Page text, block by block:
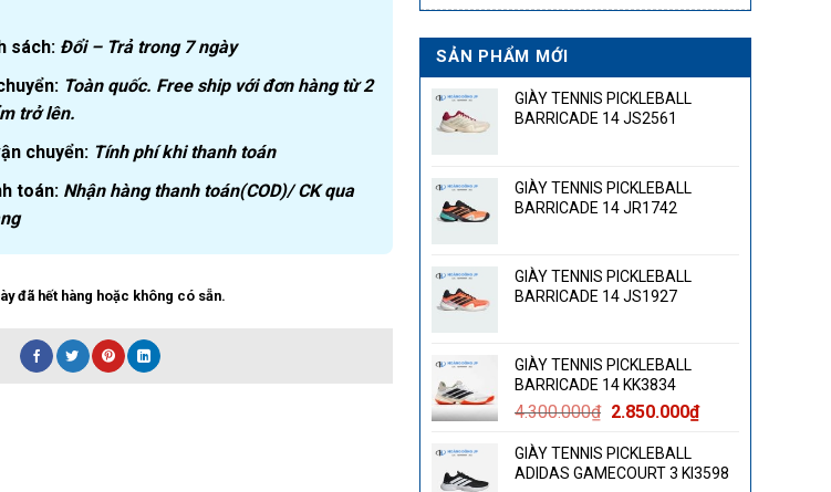
SẢN PHẨM MỚI
GIÀY TENNIS PICKLEBALL
BARRICADE 14 JS2561
GIÀY TENNIS PICKLEBALL
BARRICADE 14 JR1742
GIÀY TENNIS PICKLEBALL
BARRICADE 14 JS1927
GIÀY TENNIS PICKLEBALL
BARRICADE 14 KK3834
4.300.000₫ Giá
là:
4.300.000₫.
2.850.000₫Giá
là:
GIÀY TENNIS PICKLEBALL
ADIDAS GAMECOURT 3 KI3598
sách: Đổi – Trả trong 7 ngày
Toàn quốc. Free ship với đơn hàng từ 2
trở lên.
chuyển: Tính phí khi thanh toán
toán: Nhận hàng thanh toán(COD)/ CK qua
đã hết hàng hoặc không có sẵn.